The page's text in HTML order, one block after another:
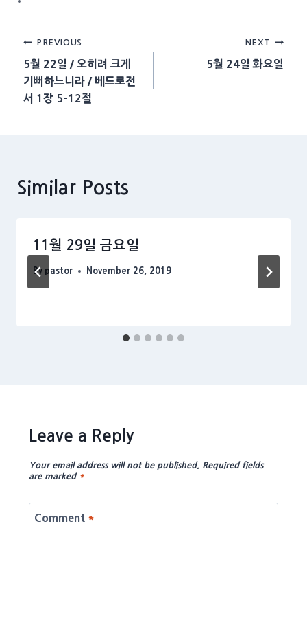
Post
navigation
PREVIOUS
5월 22일 / 오히려 크게
기뻐하느니라 / 베드로전
서 1장 5-12절
NEXT
5월 24일 화요일
Similar Posts
11월 29일 금요일
By pastor November 26, 2019
Leave a Reply
Your email address will not be published. Required fields
are marked *
Comment *